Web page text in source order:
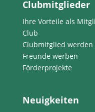
Clubmitglieder
Ihre Vorteile als
Club
Clubmitglied werden
Freunde werben
Förderprojekte
Neuigkeiten